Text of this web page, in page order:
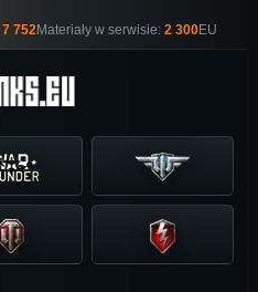
7 752Materiały w serwisie: 2 300EU